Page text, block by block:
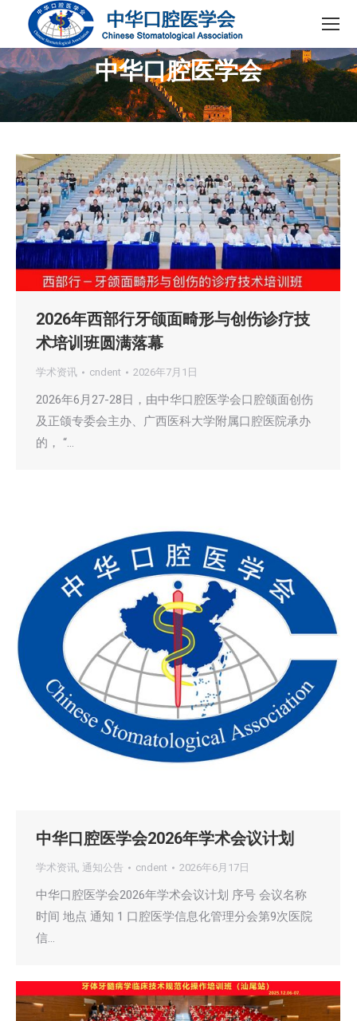
中华口腔医学会
您在这里：
2026年西部行牙颌面畸形与创伤诊疗技
术培训班圆满落幕
学术资讯 cndent 2026年7月1日
2026年6月27-28日，由中华口腔医学会口腔颌面创伤
及正颌专委会主办、广西医科大学附属口腔医院承办
的， “…
中华口腔医学会2026年学术会议计划
学术资讯, 通知公告 cndent 2026年6月17日
中华口腔医学会2026年学术会议计划 序号 会议名称
时间 地点 通知 1 口腔医学信息化管理分会第9次医院
信…